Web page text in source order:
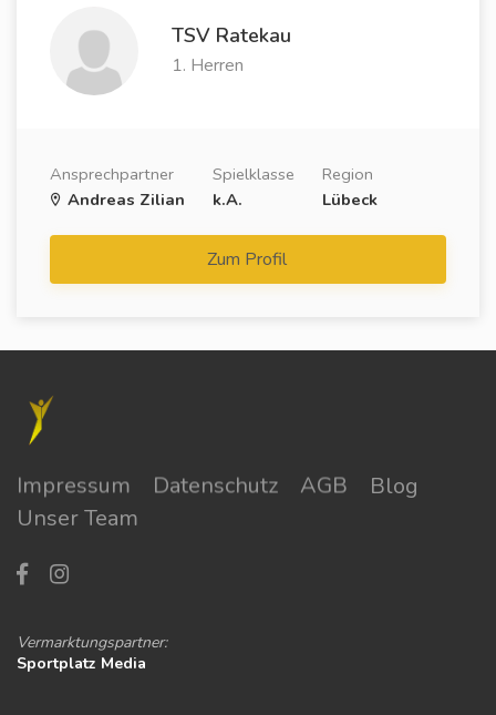
TSV Ratekau
1. Herren
Ansprechpartner
Andreas Zilian
Spielklasse
k.A.
Region
Lübeck
Zum Profil
Impressum Datenschutz AGB
Blog
Unser Team
Vermarktungspartner:
Sportplatz Media